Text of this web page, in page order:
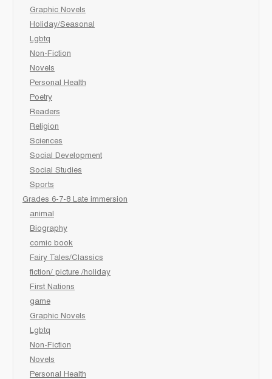
Graphic Novels
Holiday/Seasonal
Lgbtq
Non-Fiction
Novels
Personal Health
Poetry
Readers
Religion
Sciences
Social Development
Social Studies
Sports
Grades 6-7-8 Late immersion
animal
Biography
comic book
Fairy Tales/Classics
fiction/ picture /holiday
First Nations
game
Graphic Novels
Lgbtq
Non-Fiction
Novels
Personal Health